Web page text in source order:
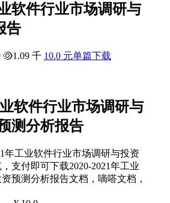
软件行业市场调研与
告
1.09 千 10.0 元单篇下载
软件行业市场调研与
测分析报告
年工业软件行业市场调研与投资
支付即可下载2020-2021年工业
预测分析报告文档，嘀嗒文档，